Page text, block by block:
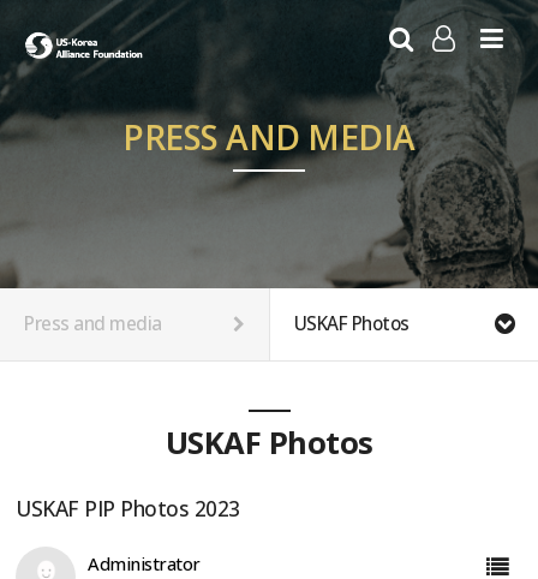
LOG IN
SIGN UP
PRESS AND MEDIA
Press and media USKAF Photos
USKAF Photos
USKAF PIP Photos 2023
Administrator